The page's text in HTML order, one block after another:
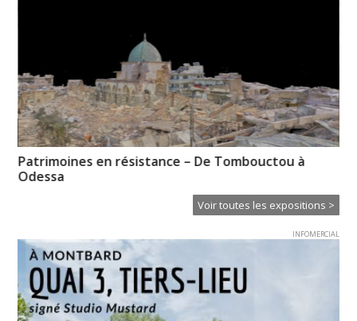
Patrimoines en résistance – De Tombouctou à
Odessa
Voir toutes les expositions >
INFOMERCIAL